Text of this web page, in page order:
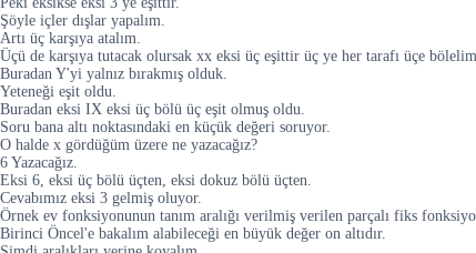
Şöyle içler dışlar yapalım.
Artı üç karşıya atalım.
Üçü de karşıya tutacak olursak xx eksi üç eşittir üç ye her tarafı üçe
Buradan Y'yi yalnız bırakmış olduk.
Yeteneği eşit oldu.
Buradan eksi IX eksi üç bölü üç eşit olmuş oldu.
Soru bana altı noktasındaki en küçük değeri soruyor.
O halde x gördüğüm üzere ne yazacağız?
6 Yazacağız.
Eksi 6, eksi üç bölü üçten, eksi dokuz bölü üçten.
Cevabımız eksi 3 gelmiş oluyor.
Örnek ev fonksiyonunun tanım aralığı verilmiş verilen parçalı fiks
Birinci Öncel'e bakalım alabileceği en büyük değer on altıdır.